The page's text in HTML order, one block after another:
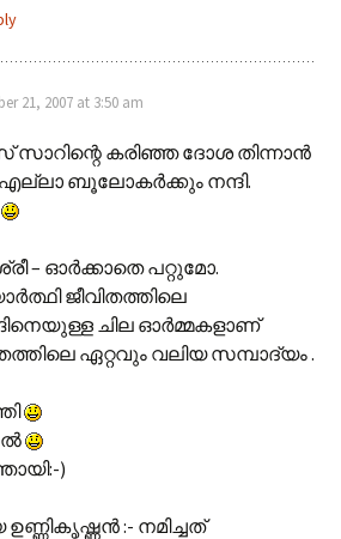
21, 2007 at 3:50 am
കരിഞ്ഞ ദോശ തിന്നാന്‍
ബൂലോകര്‍ക്കും നന്ദി.
– ഓര്‍ക്കാതെ പറ്റുമോ.
ജീവിതത്തിലെ
ചില ഓര്‍മ്മകളാണ്‌
ഏറ്റവും വലിയ സമ്പാദ്യം .
)
ഉണ്ണികൃഷ്ണന്‍ :- നമിച്ചത്